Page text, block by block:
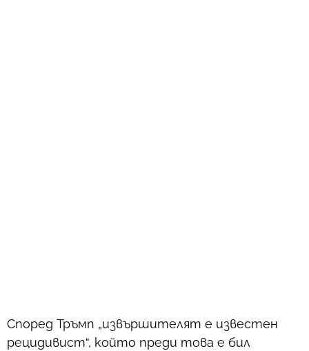
Според Тръмп „извършителят е известен
рецидивист“, който преди това е бил